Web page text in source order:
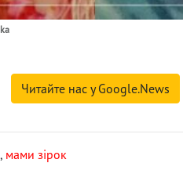
Читайте нас у Google.News
, мами зірок